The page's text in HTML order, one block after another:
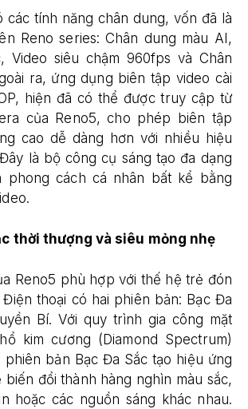
các tính năng chân dung, vốn đã là
Reno series: Chân dung màu AI,
Video siêu chậm 960fps và Chân
ra, ứng dụng biên tập video cài
hiện đã có thể được truy cập từ
của Reno5, cho phép biên tập
cao dễ dàng hơn với nhiều hiệu
là bộ công cụ sáng tạo đa dạng
phong cách cá nhân bất kể bằng
thời thượng và siêu mỏng nhẹ
Reno5 phù hợp với thế hệ trẻ đón
thoại có hai phiên bản: Bạc Đa
Bí. Với quy trình gia công mặt
kim cương (Diamond Spectrum)
phiên bản Bạc Đa Sắc tạo hiệu ứng
biến đổi thành hàng nghìn màu sắc,
hoặc các nguồn sáng khác nhau.